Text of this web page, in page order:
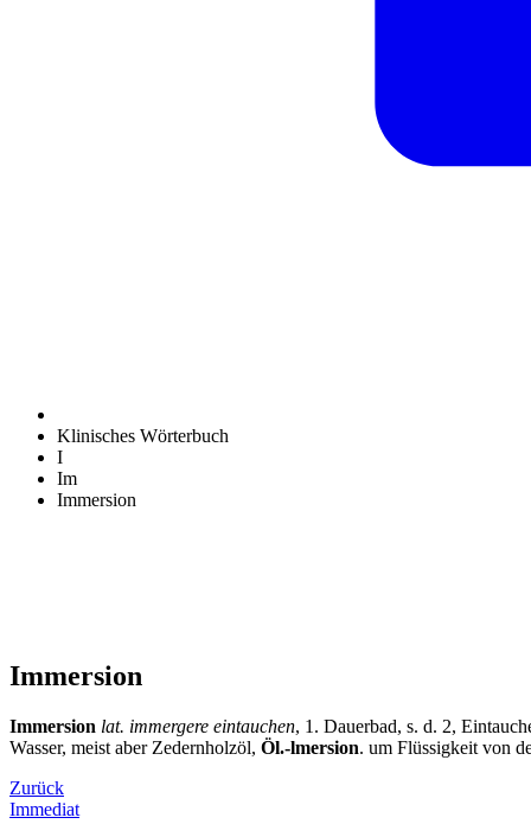
Klinisches Wörterbuch
I
Im
Immersion
Immersion
Immersion lat. immergere eintauchen, 1. Dauerbad, s. d. 2,
Wasser, meist aber Zedernholzöl, Öl.-lmersion. um Flüssigkeit von
Zurück
Immediat